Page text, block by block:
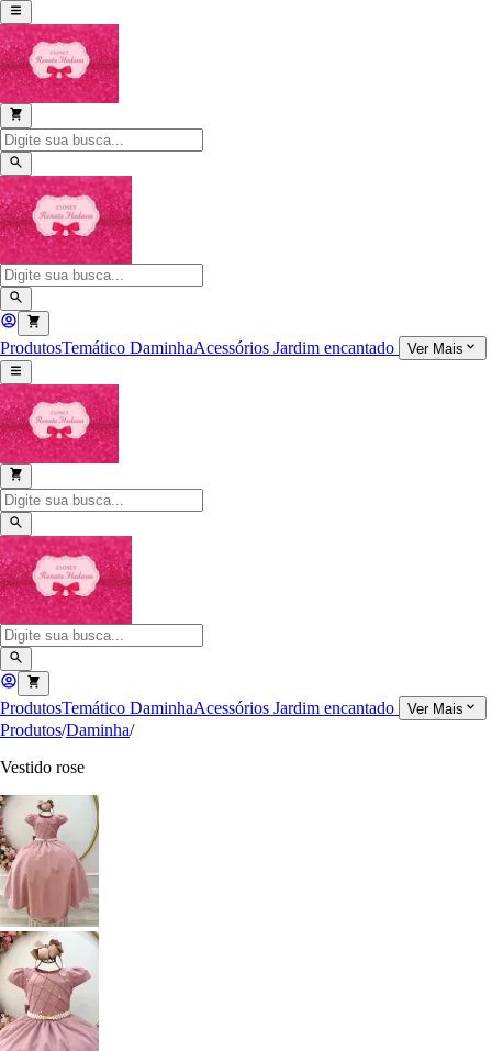
ProdutosTemático DaminhaAcessórios Jardim encantado Ver Mais
ProdutosTemático DaminhaAcessórios Jardim encantado Ver Mais
Produtos/Daminha/
Vestido rose